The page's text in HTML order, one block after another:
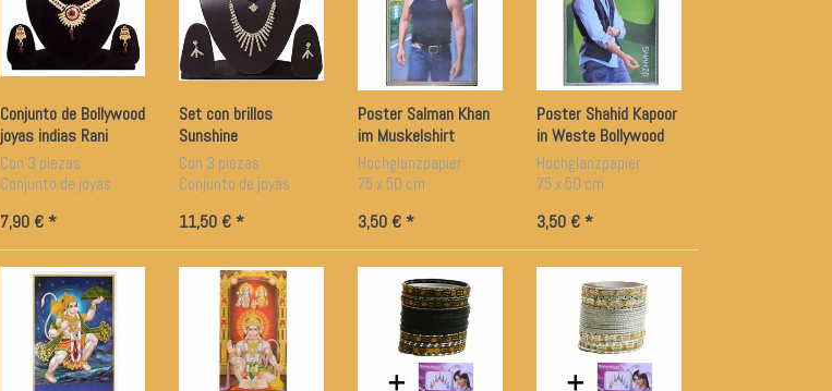
Conjunto de Bollywood
joyas indias Rani
Sunflower
Con 3 piezas
Conjunto de joyas
7,90 € *
Set con brillos
Sunshine
Con 3 piezas
Conjunto de joyas
11,50 € *
Poster Salman Khan
im Muskelshirt
Bollywood Star
Hochglanzpapier
75 x 50 cm
3,50 € *
Poster Shahid Kapoor
in Weste Bollywood
Star
Hochglanzpapier
75 x 50 cm
3,50 € *